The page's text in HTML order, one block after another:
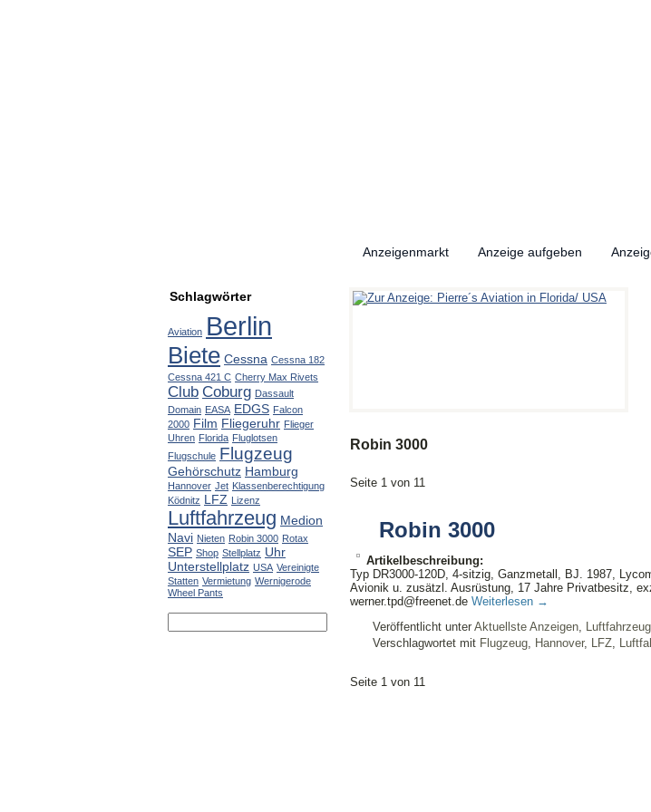
Anzeigenmarkt Anzeige aufgeben
Schlagwörter
Aviation Berlin
Biete Cessna Cessna 182
Cessna 421 C Cherry Max Rivets
Club Coburg Dassault
Domain EASA EDGS Falcon
2000 Film Fliegeruhr Flieger
Uhren Florida Fluglotsen
Flugschule Flugzeug
Gehörschutz Hamburg
Hannover Jet Klassenberechtigung
Ködnitz LFZ Lizenz
Luftfahrzeug Medion
Navi Nieten Robin 3000 Rotax
SEP Shop Stellplatz Uhr
Unterstellplatz USA Vereinigte
Statten Vermietung Wernigerode
Wheel Pants
Robin 3000
Seite 1 von 11
Robin 3000
Artikelbeschreibung:
Typ DR3000-120D, 4-sitzig, Ganzmetall, BJ. 1987,
Avionik u. zusätzl. Ausrüstung, 17 Jahre Privatbesitz,
werner.tpd@freenet.de Weiterlesen →
Veröffentlicht unter Aktuellste Anzeigen,
Verschlagwortet mit Flugzeug, Hannover, LFZ,
Seite 1 von 11